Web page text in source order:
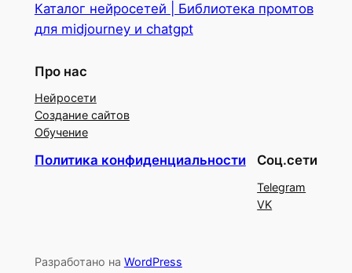
Каталог нейросетей | Библиотека промтов
для midjourney и chatgpt
Про нас
Нейросети
Создание сайтов
Обучение
Политика конфиденциальности Соц.сети
Telegram
VK
Разработано на WordPress